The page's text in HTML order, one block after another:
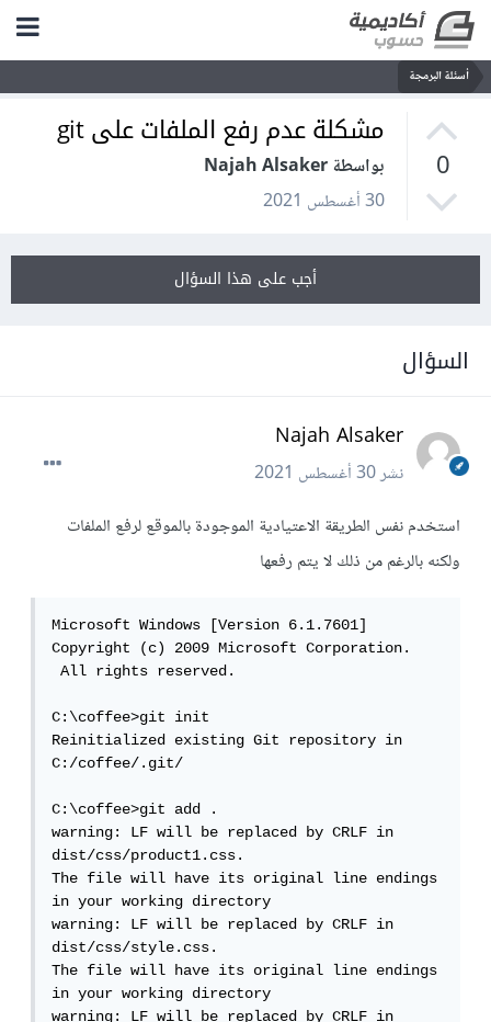
أسئلة البرمجة
0
مشكلة عدم رفع الملفات على git
بواسطة Najah Alsaker
30 أغسطس 2021
أجب على هذا السؤال
السؤال
Najah Alsaker
نشر30 أغسطس 2021
استخدم نفس الطريقة الاعتيادية الموجودة بالموقع لرفع الملفات
ولكنه بالرغم من ذلك لا يتم رفعها
Microsoft Windows [Version 6.1.7601]
Copyright (c) 2009 Microsoft Corporation.
All rights reserved.
C:\coffee>git init
Reinitialized existing Git repository in
C:/coffee/.git/
C:\coffee>git add .
warning: LF will be replaced by CRLF in
dist/css/product1.css.
The file will have its original line endings
in your working directory
warning: LF will be replaced by CRLF in
dist/css/style.css.
The file will have its original line endings
in your working directory
warning: LF will be replaced by CRLF in